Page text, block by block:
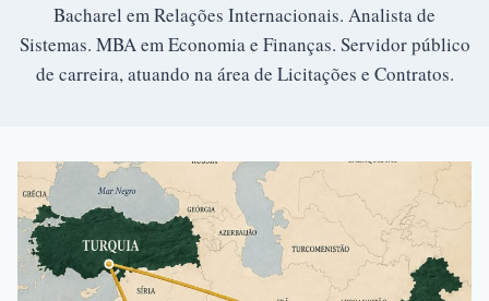
Bacharel em Relações Internacionais. Analista de
Sistemas. MBA em Economia e Finanças. Servidor público
de carreira, atuando na área de Licitações e Contratos.